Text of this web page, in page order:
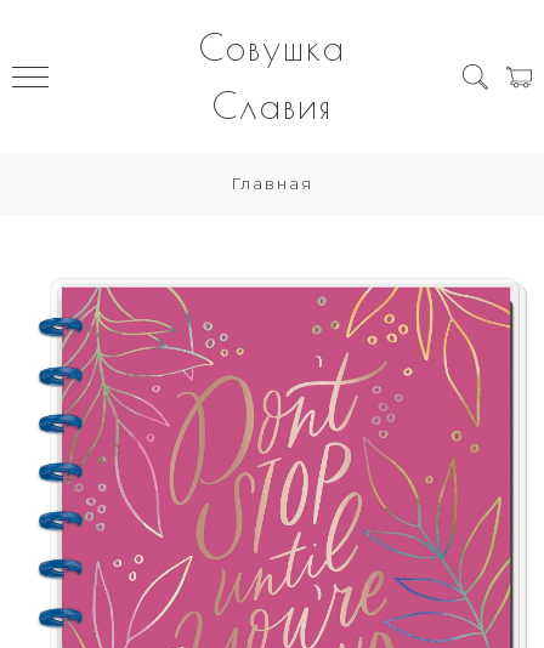
Совушка
Славия
Главная